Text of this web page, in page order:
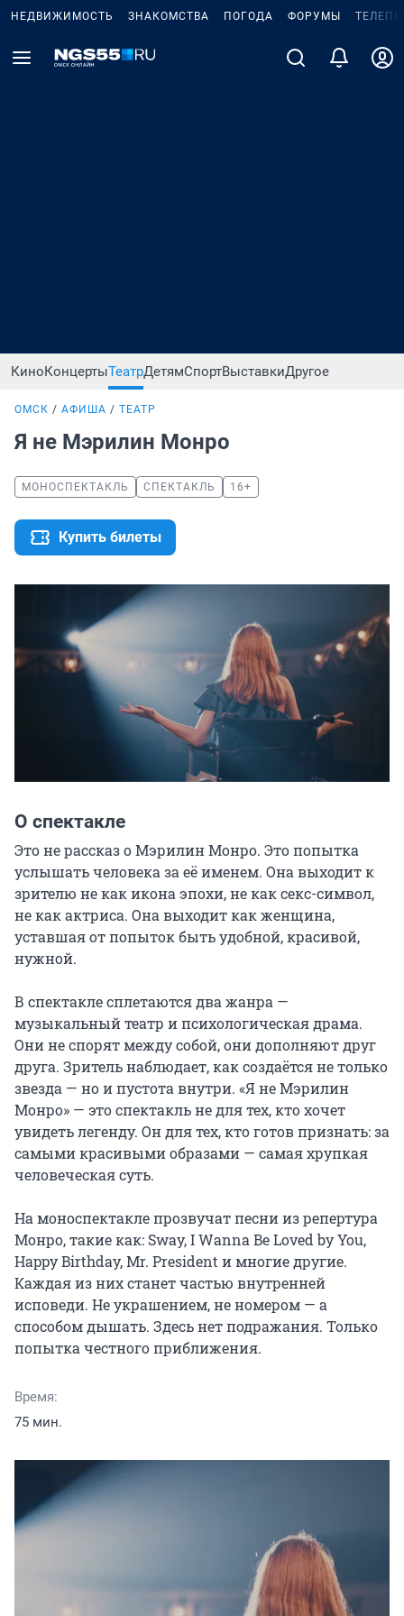
НЕДВИЖИМОСТЬ ЗНАКОМСТВА ПОГОДА ФОРУМЫ
КиноКонцертыТеатрДетямСпортВыставкиДругое
ОМСК АФИША ТЕАТР
Я не Мэрилин Монро
МОНОСПЕКТАКЛЬ СПЕКТАКЛЬ 16+
Купить билеты
О спектакле
Это не рассказ о Мэрилин Монро. Это попытка
услышать человека за её именем. Она выходит к
зрителю не как икона эпохи, не как секс-символ,
не как актриса. Она выходит как женщина,
уставшая от попыток быть удобной, красивой,
нужной.
В спектакле сплетаются два жанра —
музыкальный театр и психологическая драма.
Они не спорят между собой, они дополняют друг
друга. Зритель наблюдает, как создаётся не только
звезда — но и пустота внутри. «Я не Мэрилин
Монро» — это спектакль не для тех, кто хочет
увидеть легенду. Он для тех, кто готов признать: за
самыми красивыми образами — самая хрупкая
человеческая суть.
На моноспектакле прозвучат песни из репертура
Монро, такие как: Sway, I Wanna Be Loved by You,
Happy Birthday, Mr. President и многие другие.
Каждая из них станет частью внутренней
исповеди. Не украшением, не номером — а
способом дышать. Здесь нет подражания. Только
попытка честного приближения.
Время:
75 мин.